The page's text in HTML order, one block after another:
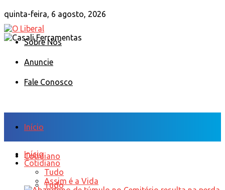
quinta-feira, 6 agosto, 2026
Sobre Nós
Anuncie
Fale Conosco
Início
Cotidiano
Tudo
Início
Cotidiano
Tudo
Assim é a Vida